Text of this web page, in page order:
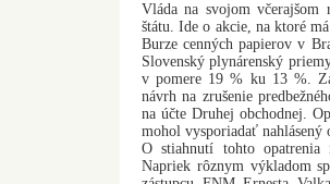
Vláda na svojom
štátu. Ide o akcie, na ktoré
Burze cenných papierov v
Slovenský plynárenský
v pomere 19 % ku 13 %.
návrh na zrušenie
na účte Druhej obchodnej.
mohol vysporiadať nahlásený
O stiahnutí tohto opatrenia
Napriek rôznym výkladom